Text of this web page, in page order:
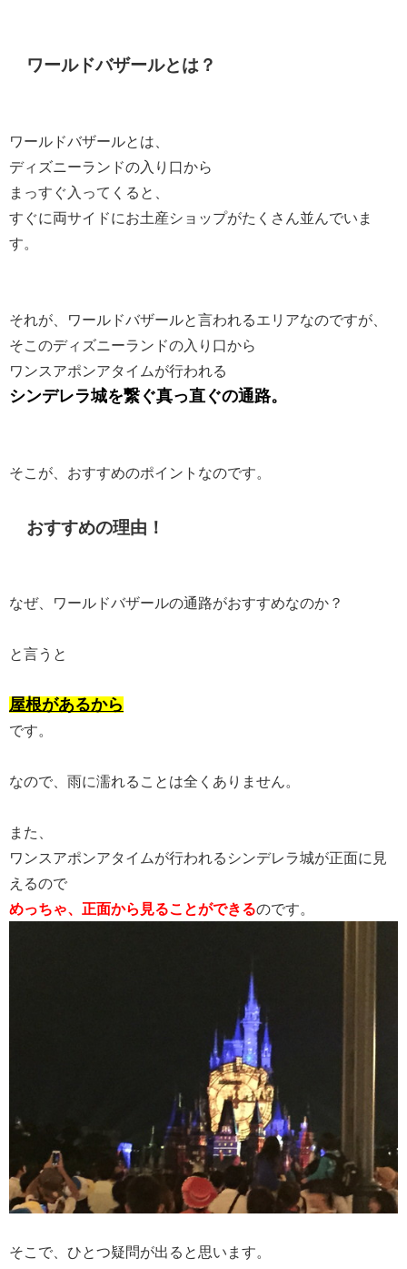
ワールドバザールとは？
ワールドバザールとは、
ディズニーランドの入り口から
まっすぐ入ってくると、
すぐに両サイドにお土産ショップがたくさん並んでいま
す。
それが、ワールドバザールと言われるエリアなのですが、
そこのディズニーランドの入り口から
ワンスアポンアタイムが行われる
シンデレラ城を繋ぐ真っ直ぐの通路。
そこが、おすすめのポイントなのです。
おすすめの理由！
なぜ、ワールドバザールの通路がおすすめなのか？
と言うと
屋根があるから
です。
なので、雨に濡れることは全くありません。
また、
ワンスアポンアタイムが行われるシンデレラ城が正面に見
えるので
めっちゃ、正面から見ることができるのです。
そこで、ひとつ疑問が出ると思います。